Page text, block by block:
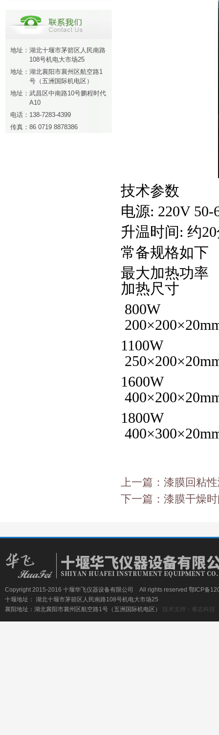
地址： 湖北十堰市茅箭区人民南路
108号机电大市场25
地址： 湖北襄阳市襄州区航空路1
号（五洲国际机电区）
地址： 武昌区中南路10号鹏程时代
A10
电话： 138-7283-4399
传真： 86 0719 8878386
技术参数
电源: 220V
升温时间: 约
常备规格如下
最大加
加热尺寸
800W
上一篇： 漆膜回粘
下一篇： 漆膜干燥
Copyright 2015-2016 十堰华飞仪器设备有限公司 All rights reserved 鄂ICP备
十堰地址： 湖北十堰市茅箭区人民南路108号机电大市场25
襄阳地址：湖北襄阳市襄州区航空路1号（五洲国际机电区） 技术支持：睿志科技